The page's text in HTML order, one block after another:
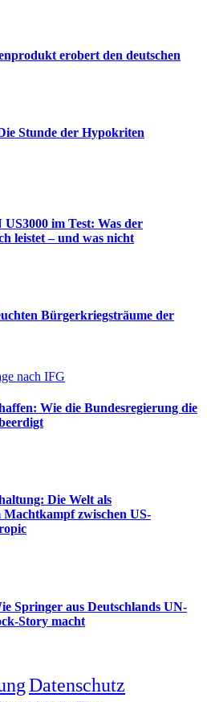
erobert den deutschen
Stunde der Hypokriten
im Test: Was der
leistet – und was nicht
Bürgerkriegsträume der
Wie die Bundesregierung die
Die Welt als
zwischen US-
Springer aus Deutschlands UN-
Story macht
Datenschutz